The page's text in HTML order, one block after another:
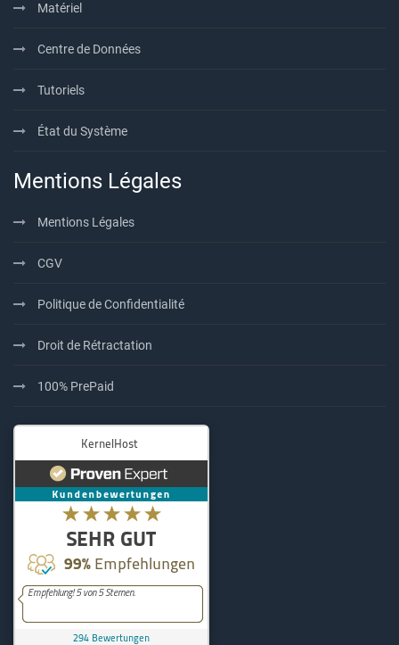
Matériel
Centre de Données
Tutoriels
État du Système
Mentions Légales
Mentions Légales
CGV
Politique de Confidentialité
Droit de Rétractation
100% PrePaid